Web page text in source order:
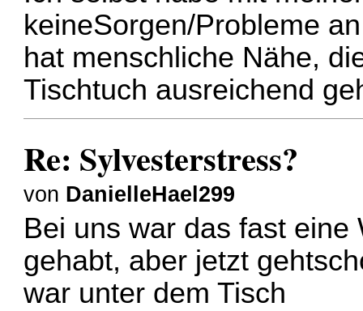
keineSorgen/Probleme
hat menschliche Nähe,
Tischtuch ausreichend
Re: Sylvesterstress?
von DanielleHael299
Bei uns war das fast
gehabt, aber jetzt
war unter dem Tisch